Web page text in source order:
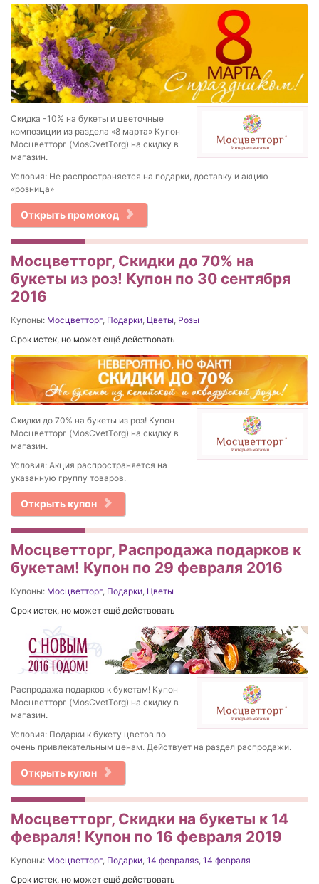
Скидка -10% на букеты и цветочные
композиции из раздела «8 марта» Купон
Мосцветторг (MosCvetTorg) на скидку в
магазин.
Условия: Не распространяется на подарки, доставку и акцию
«розница»
Открыть промокод
Мосцветторг, Скидки до 70% на
букеты из роз! Купон по 30 сентября
2016
Купоны: Мосцветторг, Подарки, Цветы, Розы
Срок истек, но может ещё действовать
Скидки до 70% на букеты из роз! Купон
Мосцветторг (MosCvetTorg) на скидку в
магазин.
Условия: Акция распространяется на
указанную группу товаров.
Открыть купон
Мосцветторг, Распродажа подарков к
букетам! Купон по 29 февраля 2016
Купоны: Мосцветторг Подарки Цветы
Срок истек, но может ещё действовать
Распродажа подарков к букетам! Купон
Мосцветторг (MosCvetTorg) на скидку в
магазин.
Условия: Подарки к букету цветов по
очень привлекательным ценам. Действует на раздел распродажи.
Открыть купон
Мосцветторг, Скидки на букеты к 14
февраля! Купон по 16 февраля 2019
Купоны: Мосцветторг Подарки 14 февраляs 14 февраля
Срок истек, но может ещё действовать